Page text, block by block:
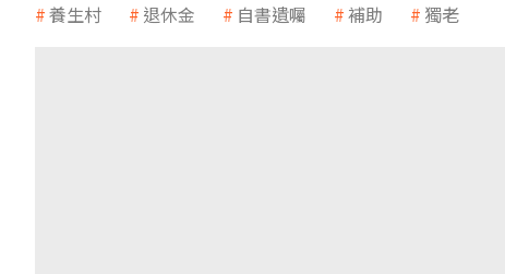
養生村 退休金 自書遺囑 補助 獨老